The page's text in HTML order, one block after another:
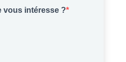
vous intéresse ?